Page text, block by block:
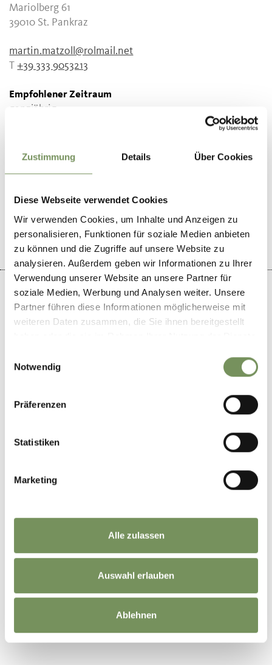
Zustimmung Details Über Cookies
Diese Webseite verwendet Cookies
Wir verwenden Cookies, um Inhalte und Anzeigen zu
personalisieren, Funktionen für soziale Medien anbieten
zu können und die Zugriffe auf unsere Website zu
analysieren. Außerdem geben wir Informationen zu Ihrer
Verwendung unserer Website an unsere Partner für
soziale Medien, Werbung und Analysen weiter. Unsere
Partner führen diese Informationen möglicherweise mit
weiteren Daten zusammen, die Sie ihnen bereitgestellt
Notwendig
Präferenzen
Statistiken
Marketing
Alle zulassen
Auswahl erlauben
Ablehnen
Mariolberg 61
39010 St. Pankraz
martin.matzoll@rolmail.net
T+39 333 9053213
Empfohlener Zeitraum
ganzjährig